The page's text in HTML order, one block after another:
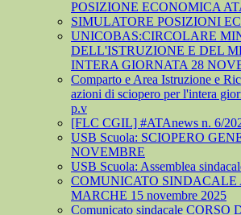
POSIZIONE ECONOMICA
SIMULATORE POSIZIONI
UNICOBAS:CIRCOLARE
DELL'ISTRUZIONE E DEL
INTERA GIORNATA 28
Comparto e Area Istruzione e
azioni di sciopero per l'intera
p.v
[FLC CGIL] #ATAnews n. 6/
USB Scuola: SCIOPERO
NOVEMBRE
USB Scuola: Assemblea
COMUNICATO SINDACALE
MARCHE 15 novembre 2025
Comunicato sindacale